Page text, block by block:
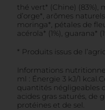
thé vert* (Chine) (83%),
d’orge*, arômes
moringa*, pétales de
acérola* (1%), guarana*
* Produits issus de
Informations
ml : Énergie 3 kJ/1
quantités négligeables
acides gras saturés, de
protéines et de sel.